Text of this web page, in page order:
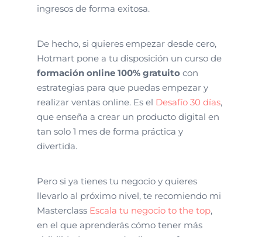
ingresos de forma exitosa.
De hecho, si quieres empezar desde cero,
Hotmart pone a tu disposición un curso de
formación online 100% gratuitocon
estrategias para que puedas empezar y
realizar ventas online. Es el Desafío 30 días,
que enseña a crear un producto digital en
tan solo 1 mes de forma práctica y
divertida.
Pero si ya tienes tu negocio y quieres
llevarlo al próximo nivel, te recomiendo mi
Masterclass Escala tu negocio to the top,
en el que aprenderás cómo tener más